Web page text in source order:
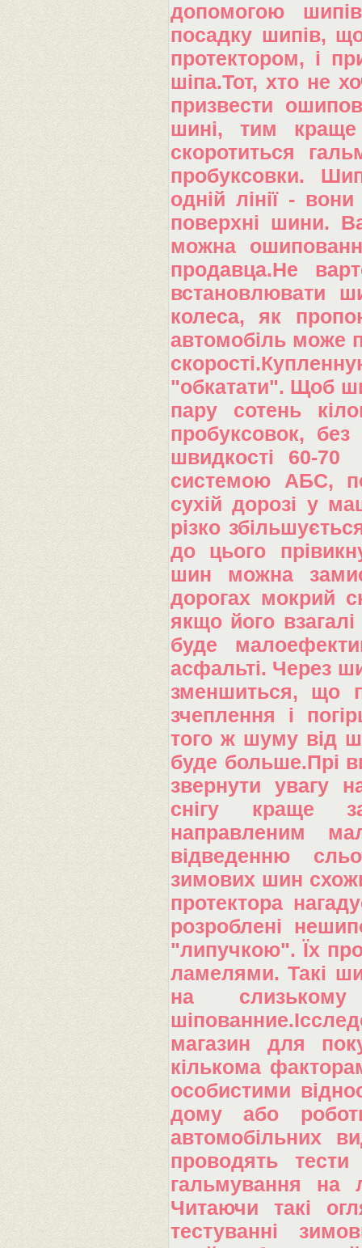
допомогою
посадку шипів,
протектором, і
шіпа.Тот, хто не
призвести
шині, тим краще
скоротиться
пробуксовки.
одній лінії -
поверхні шини.
можна
продавца.Не
встановлювати
колеса, як
автомобіль може
"обкатати". Щоб
пару сотень
пробуксовок,
швидкості 60-
системою АБС,
сухій дорозі у
різко
до цього
шин можна
дорогах мокрий
якщо його
буде
асфальті. Через
зменшиться, що
зчеплення і
того ж шуму від
буде больше.Прі
звернути увагу
снігу краще
направленим
відведенню
зимових шин
протектора
розроблені
"липучкою". Їх
ламелями. Такі
на
магазин для
кількома
особистими
дому або
автомобільних
проводять
гальмування на
Читаючи такі
тестуванні